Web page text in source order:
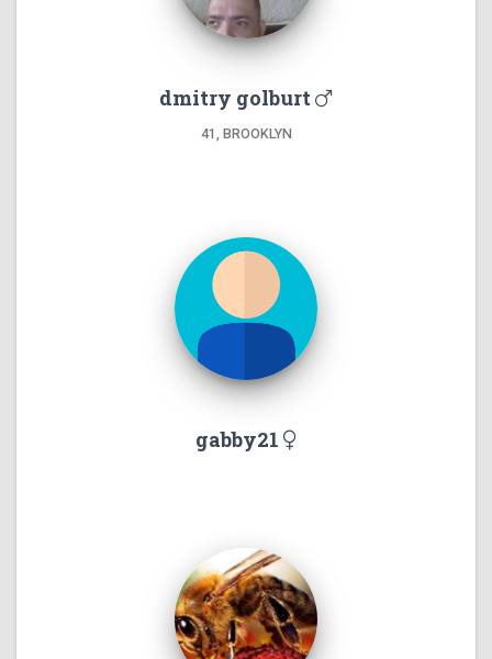
dmitry golburt
41, BROOKLYN
gabby21